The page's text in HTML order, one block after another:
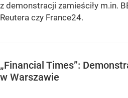
z demonstracji zamieściły m.in.
Reutera czy France24.
„Financial Times”:
w Warszawie